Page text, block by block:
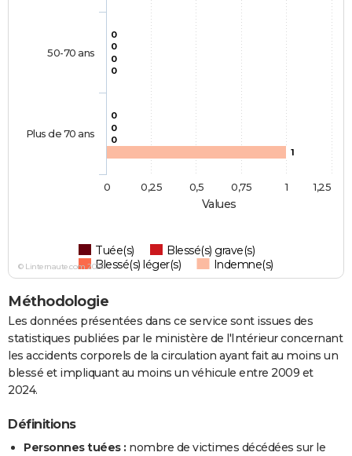
Values
0
0
0
0
0
0
0
1
Tuée(s)
Blessé(s) grave(s)
Blessé(s) léger(s)
Indemne(s)
50-70 ans
Plus de 70 ans
0 1
0,25 0,5 0,75 1,25
© Linternaute.com 2026
Méthodologie
Les données présentées dans ce service sont issues des
statistiques publiées par le ministère de l'Intérieur concernant
les accidents corporels de la circulation ayant fait au moins un
blessé et impliquant au moins un véhicule entre 2009 et
2024.
Définitions
Personnes tuées : nombre de victimes décédées sur le